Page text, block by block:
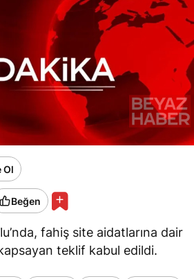
Ol
Beğen
fahiş site aidatlarına dair
teklif kabul edildi.